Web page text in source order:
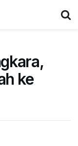
ke